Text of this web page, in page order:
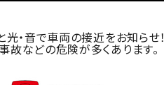
・音で車両の接近をお知らせ！
などの危険が多くあります。